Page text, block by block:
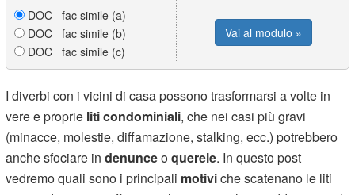
DOC fac simile (a)
DOC fac simile (b)
DOC fac simile (c)
Vai al modulo »
I diverbi con i vicini di casa possono trasformarsi a volte in
vere e proprie liti condominiali, che nei casi più gravi
(minacce, molestie, diffamazione, stalking, ecc.) potrebbero
anche sfociare indenunceoquerele. In questo post
vedremo quali sono i principali motiviche scatenano le liti